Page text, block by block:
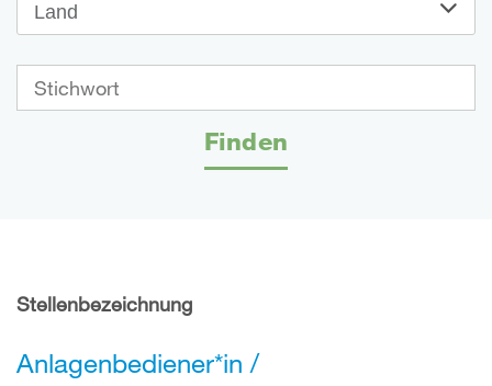
Land
Finden
Stellenbezeichnung
Anlagenbediener*in /